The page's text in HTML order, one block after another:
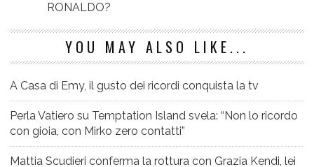
RONALDO?
YOU MAY ALSO LIKE...
A Casa di Emy, il gusto dei ricordi conquista la tv
Perla Vatiero su Temptation Island svela: “Non lo ricordo
con gioia, con Mirko zero contatti”
Mattia Scudieri conferma la rottura con Grazia Kendi, lei